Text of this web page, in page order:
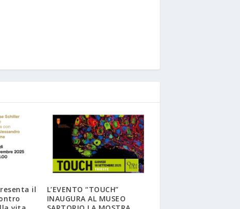
il
L’EVENTO “TOUCH”
INAUGURA AL MUSEO